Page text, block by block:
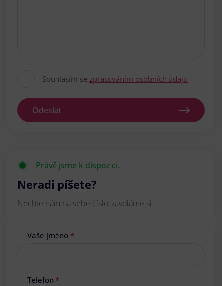
Souhlasím se zpracováním osobních údajů
Odeslat
Právě jsme k dispozici.
Neradi píšete?
Nechte nám na sebe číslo, zavoláme si.
Vaše jméno *
Telefon *